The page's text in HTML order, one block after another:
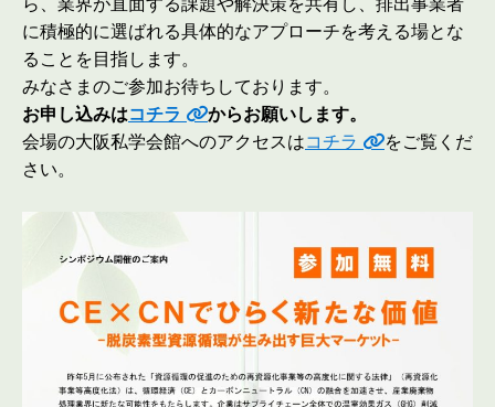
ら、業界が直面する課題や解決策を共有し、排出事業者
に積極的に選ばれる具体的なアプローチを考える場とな
ることを目指します。
みなさまのご参加お待ちしております。
お申し込みはコチラ
からお願いします。
会場の大阪私学会館へのアクセスはコチラ
をご覧くだ
さい。